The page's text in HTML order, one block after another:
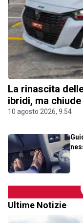
La rinascita
ibridi, ma
10 agosto 2026, 9.54
Ultime Notizie